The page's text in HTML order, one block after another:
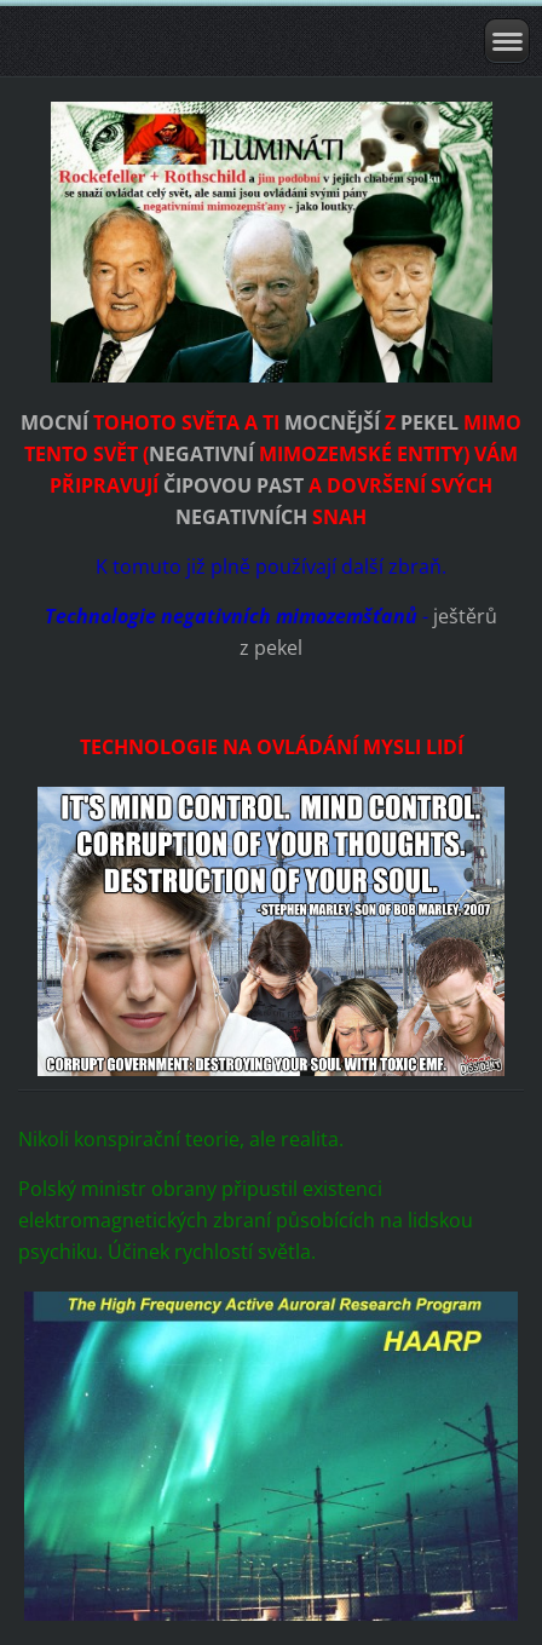
MOCNÍ TOHOTO SVĚTA A TI MOCNĚJŠÍ Z PEKEL MIMO
TENTO SVĚT (NEGATIVNÍ MIMOZEMSKÉ ENTITY) VÁM
PŘIPRAVUJÍ ČIPOVOU PASTA DOVRŠENÍ SVÝCH
NEGATIVNÍCH SNAH
K tomuto již plně používají další zbraň.
Technologie negativních mimozemšťanů- ještěrů
z pekel
TECHNOLOGIE NA OVLÁDÁNÍ MYSLI LIDÍ
Nikoli konspirační teorie, ale realita.
Polský ministr obrany připustil existenci
elektromagnetických zbraní působících na lidskou
psychiku. Účinek rychlostí světla.